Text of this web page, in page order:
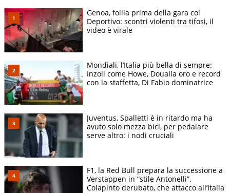
Genoa, follia prima della gara col
Deportivo: scontri violenti tra tifosi, il
video è virale
Mondiali, l’Italia più bella di sempre:
Inzoli come Howe, Doualla oro e record
con la staffetta, Di Fabio dominatrice
Juventus, Spalletti è in ritardo ma ha
avuto solo mezza bici, per pedalare
serve altro: i nodi cruciali
F1, la Red Bull prepara la successione a
Verstappen in “stile Antonelli”.
Colapinto derubato, che attacco all’Italia